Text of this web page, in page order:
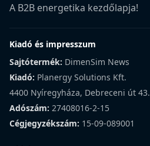
A B2B energetika kezdőlapja!
Kiadó és impresszum
Sajtótermék: DimenSim News
Kiadó: Planergy Solutions Kft.
4400 Nyíregyháza, Debreceni út 43.
Adószám: 27408016-2-15
Cégjegyzékszám: 15-09-089001